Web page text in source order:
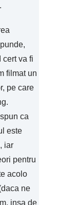
cert va fi
filmat un
pe care
ca
este
iar
pentru
acolo
ne
insa de